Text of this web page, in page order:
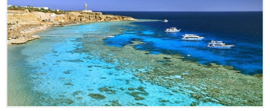
Dawar el Omda 4*
El Khain 3*
LTI Paradisio Beach 5*
Movienpick el Guna 5*
Ocean View 4*
Sonesta Paraisio 4*
Steigenberger Golf Resort 5*
Sultan Bay (Swiss Inn) 4*
Three Corners Rihana Resort
4*
Turtles Inn 3*